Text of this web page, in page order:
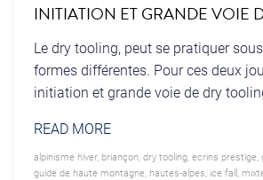
INITIATION ET GRANDE VOIE
Le dry tooling, peut se pratiquer
formes différentes. Pour ces deux
initiation et grande voie de dry
READ MORE
alpinisme hiver, briançon, dry tooling, ecrins prestige,
guide de haute montagne, hautes-alpes, ice fall,